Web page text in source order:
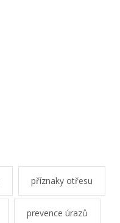
příznaky otřesu
prevence úrazů